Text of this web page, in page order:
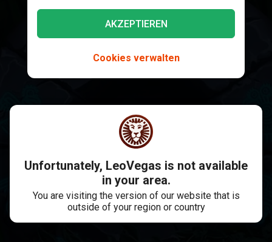
AKZEPTIEREN
Cookies verwalten
Unfortunately, LeoVegas is not available
in your area.
You are visiting the version of our website that is
outside of your region or country